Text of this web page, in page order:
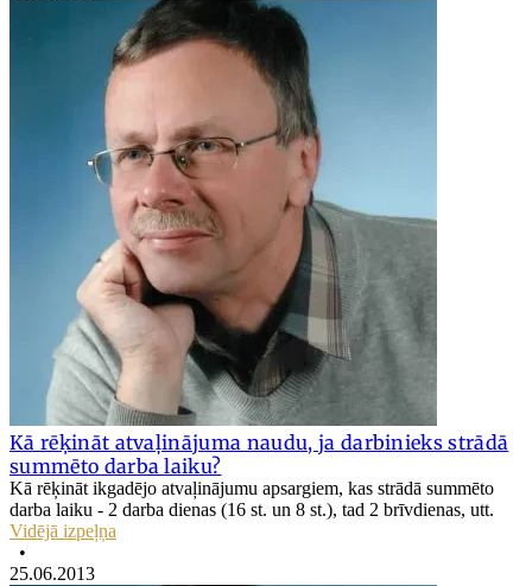
Kā rēķināt atvaļinājuma naudu, ja darbinieks strādā
summēto darba laiku?
Kā rēķināt ikgadējo atvaļinājumu apsargiem, kas strādā summēto
darba laiku - 2 darba dienas (16 st. un 8 st.), tad 2 brīvdienas, utt.
Vidējā izpeļņa
•
25.06.2013